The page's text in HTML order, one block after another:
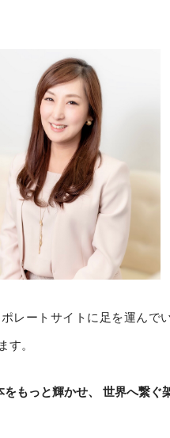
レートサイトに足を運んで
す。
をもっと輝かせ、 世界へ繋ぐ